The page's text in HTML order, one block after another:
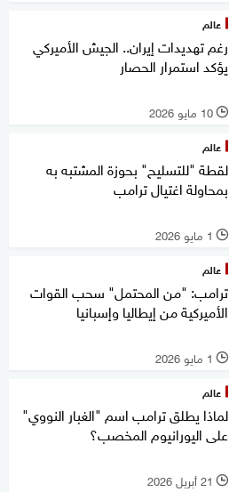
عالم
رغم تهديدات إيران.. الجيش الأميركي
يؤكد استمرار الحصار
l 10 مايو 2026
عالم
لقطة "للتسليح" بحوزة المشتبه به
بمحاولة اغتيال ترامب
l 1 مايو 2026
عالم
ترامب: "من المحتمل" سحب القوات
الأميركية من إيطاليا وإسبانيا
l 1 مايو 2026
عالم
لماذا يطلق ترامب اسم "الغبار النووي"
على اليورانيوم المخصب؟
l 21 أبريل 2026